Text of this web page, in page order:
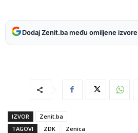
Dodaj Zenit.ba među omiljene
IZVOR
Zenit.ba
TAGOVI
ZDK Zenica